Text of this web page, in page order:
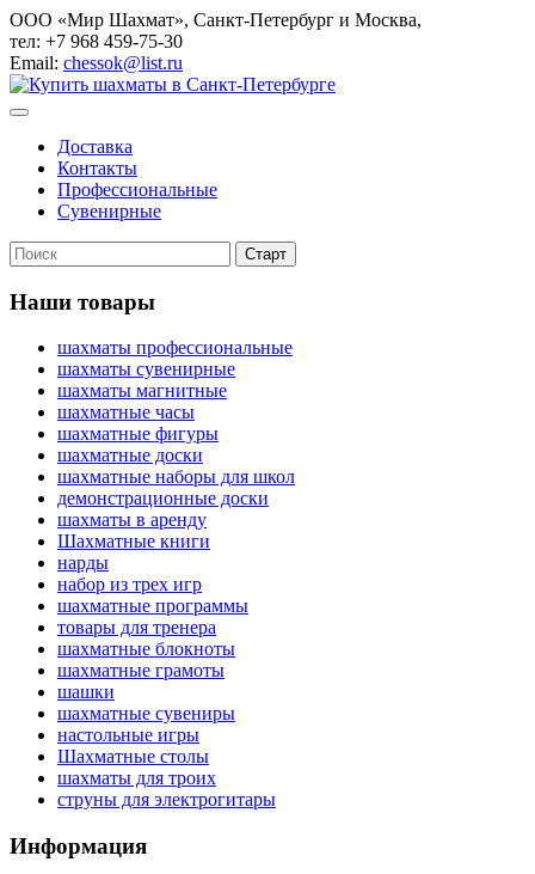
ООО «Мир Шахмат», Санкт-Петербург и Москва,
тел: +7 968 459-75-30
Email: chessok@list.ru
Доставка
Контакты
Профессиональные
Сувенирные
Наши товары
шахматы профессиональные
шахматы сувенирные
шахматы магнитные
шахматные часы
шахматные фигуры
шахматные доски
шахматные наборы для школ
демонстрационные доски
шахматы в аренду
Шахматные книги
нарды
набор из трех игр
шахматные программы
товары для тренера
шахматные блокноты
шахматные грамоты
шашки
шахматные сувениры
настольные игры
Шахматные столы
шахматы для троих
струны для электрогитары
Информация